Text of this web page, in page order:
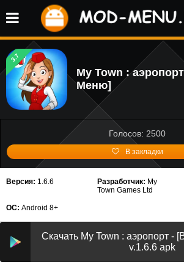
3.7
My Town :
Меню]
Голосов: 2500
В закладки
Версия: 1.6.6 Разработчик: My
Town Games Ltd
ОС: Android 8+
Скачать My Town : аэропорт
v.1.6.6 apk